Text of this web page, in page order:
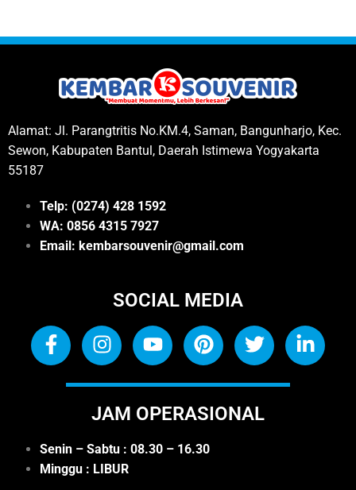
Alamat: Jl. Parangtritis No.KM.4, Saman, Bangunharjo, Kec.
Sewon, Kabupaten Bantul, Daerah Istimewa Yogyakarta
55187
Telp: (0274) 428 1592
WA: 0856 4315 7927
Email: kembarsouvenir@gmail.com
SOCIAL MEDIA
JAM OPERASIONAL
Senin – Sabtu : 08.30 – 16.30
Minggu : LIBUR